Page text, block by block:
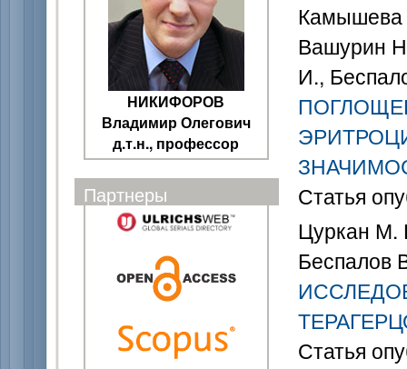
НИКИФОРОВ
Владимир Олегович
д.т.н., профессор
Партнеры
Камышева
Вашурин
И.,
Статья
Цуркан М.
Беспалов
Статья